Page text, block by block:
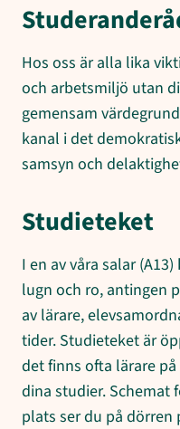
Hos oss är alla lika
och arbetsmiljö utan
gemensam
kanal i det
samsyn och
Studieteket
I en av våra salar
lugn och ro, antingen
av lärare,
tider. Studieteket är
det finns ofta lärare
dina studier. Schemat
plats ser du på dörren